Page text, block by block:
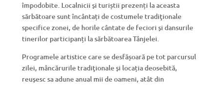
împodobite. Localnicii şi turiștii prezenți la aceasta
sărbătoare sunt încântați de costumele tradiţionale
specifice zonei, de horile cântate de feciori şi dansurile
tinerilor participanți la sărbătoarea Tânjelei.
Programele artistice care se desfășoară pe tot parcursul
zilei, mâncărurile tradiţionale şi locația deosebită,
reuşesc sa adune anual mii de oameni, atât din